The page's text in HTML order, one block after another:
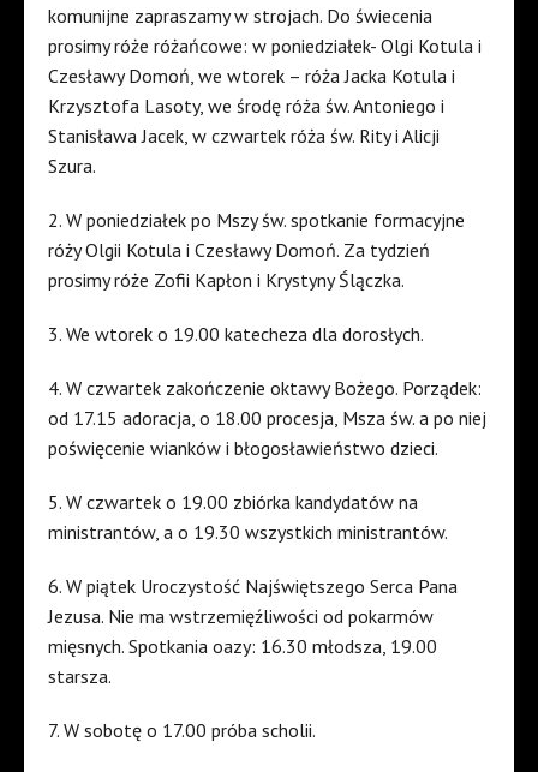
komunijne zapraszamy w strojach. Do świecenia
prosimy róże różańcowe: w poniedziałek- Olgi Kotula i
Czesławy Domoń, we wtorek – róża Jacka Kotula i
Krzysztofa Lasoty, we środę róża św. Antoniego i
Stanisława Jacek, w czwartek róża św. Rity i Alicji
Szura.
2. W poniedziałek po Mszy św. spotkanie formacyjne
róży Olgii Kotula i Czesławy Domoń. Za tydzień
prosimy róże Zofii Kapłon i Krystyny Ślączka.
3. We wtorek o 19.00 katecheza dla dorosłych.
4. W czwartek zakończenie oktawy Bożego. Porządek:
od 17.15 adoracja, o 18.00 procesja, Msza św. a po niej
poświęcenie wianków i błogosławieństwo dzieci.
5. W czwartek o 19.00 zbiórka kandydatów na
ministrantów, a o 19.30 wszystkich ministrantów.
6. W piątek Uroczystość Najświętszego Serca Pana
Jezusa. Nie ma wstrzemięźliwości od pokarmów
mięsnych. Spotkania oazy: 16.30 młodsza, 19.00
starsza.
7. W sobotę o 17.00 próba scholii.